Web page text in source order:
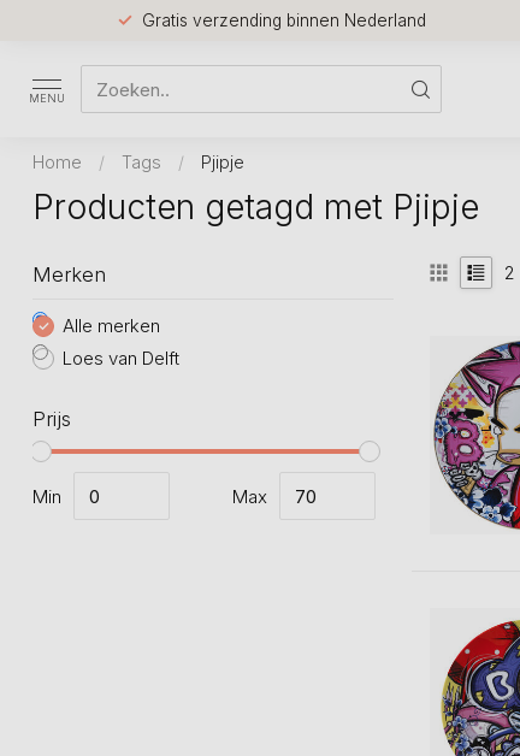
Gratis verzending binnen Nederland
MENU
Home / Tags / Pjipje
Producten getagd met Pjipje
Merken
Alle merken
Loes van Delft
Prijs
Min Max
2